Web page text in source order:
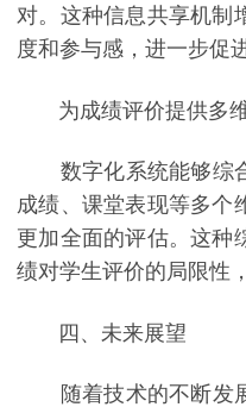
对。这种信息共享机制
度和参与感，进一步促
为成绩评价提供多
数字化系统能够综
成绩、课堂表现等多个
更加全面的评估。这种
绩对学生评价的局限性
四、未来展望
随着技术的不断发展